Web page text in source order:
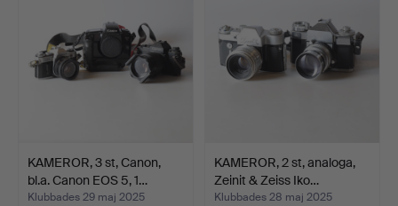
KAMEROR, 3 st, Canon,
bl.a. Canon EOS 5, 1…
Klubbades 29 maj 2025
KAMEROR, 2 st, analoga,
Zeinit & Zeiss Iko…
Klubbades 28 maj 2025